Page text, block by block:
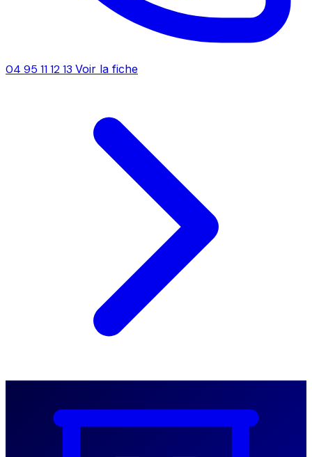
04 95 11 12 13 Voir la fiche